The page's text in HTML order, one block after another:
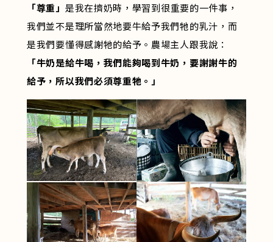
「尊重」 是我在擠奶時，學習到很重要的一件事，
我們並不是理所當然地要牛給予我們牠的乳汁，而
是我們要懂得感謝牠的給予。農場主人跟我說：
「牛奶是給牛喝，我們能夠喝到牛奶，要謝謝牛的
給予，所以我們必須尊重牠。」